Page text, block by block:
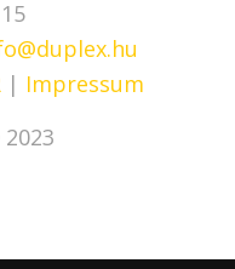
| Impressum